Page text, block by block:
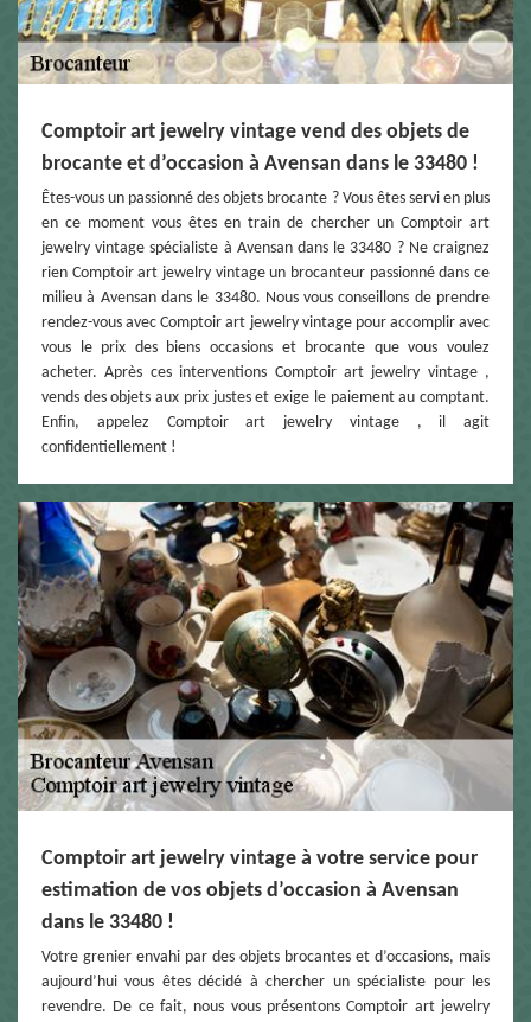
Comptoir art jewelry vintage vend des objets de
brocante et d’occasion à Avensan dans le 33480 !
Êtes-vous un passionné des objets brocante ? Vous êtes servi en plus
en ce moment vous êtes en train de chercher un Comptoir art
jewelry vintage spécialiste à Avensan dans le 33480 ? Ne craignez
rien Comptoir art jewelry vintage un brocanteur passionné dans ce
milieu à Avensan dans le 33480. Nous vous conseillons de prendre
rendez-vous avec Comptoir art jewelry vintage pour accomplir avec
vous le prix des biens occasions et brocante que vous voulez
acheter. Après ces interventions Comptoir art jewelry vintage ,
vends des objets aux prix justes et exige le paiement au comptant.
Enfin, appelez Comptoir art jewelry vintage , il agit
confidentiellement !
Comptoir art jewelry vintage à votre service pour
estimation de vos objets d’occasion à Avensan
dans le 33480 !
Votre grenier envahi par des objets brocantes et d’occasions, mais
aujourd’hui vous êtes décidé à chercher un spécialiste pour les
revendre. De ce fait, nous vous présentons Comptoir art jewelry